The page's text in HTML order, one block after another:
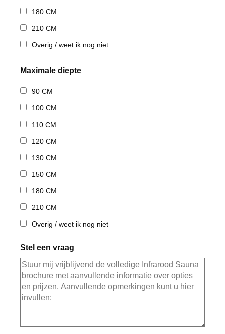
180 CM
210 CM
Overig / weet ik nog niet
Maximale diepte
90 CM
100 CM
110 CM
120 CM
130 CM
150 CM
180 CM
210 CM
Overig / weet ik nog niet
Stel een vraag